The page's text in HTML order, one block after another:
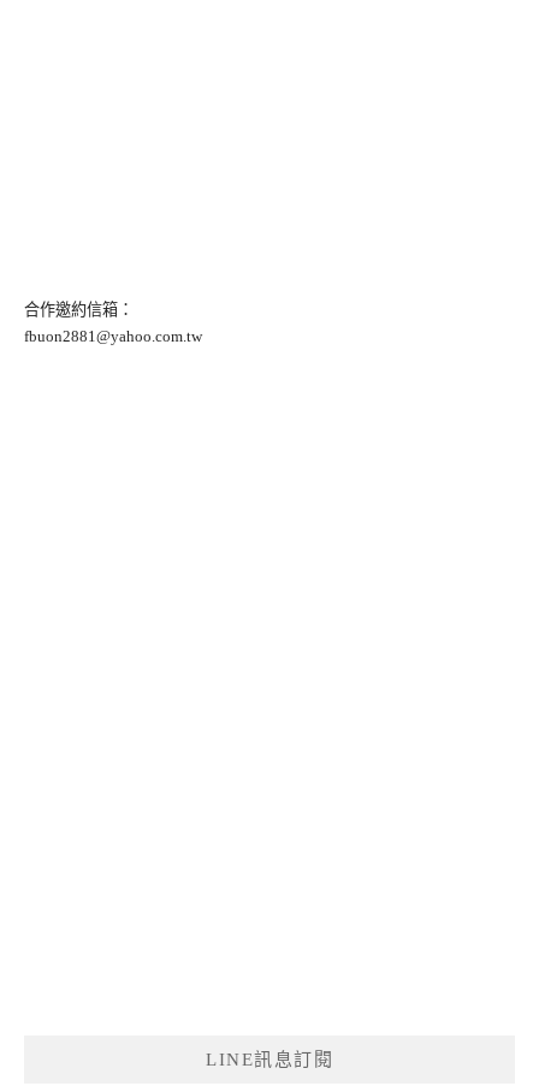
合作邀約信箱：
fbuon2881@yahoo.com.tw
LINE訊息訂閱